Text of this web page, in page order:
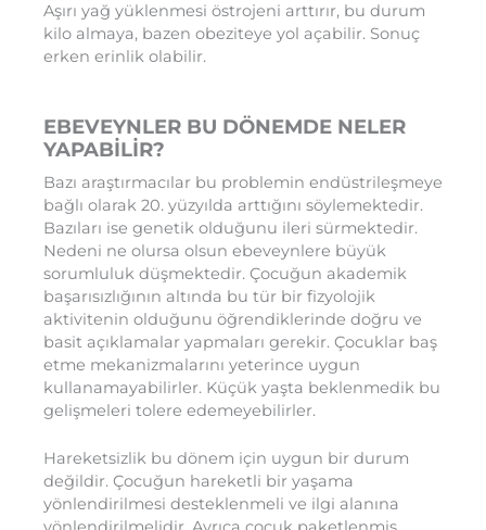
Aşırı yağ yüklenmesi östrojeni arttırır, bu durum
kilo almaya, bazen obeziteye yol açabilir. Sonuç
erken erinlik olabilir.
EBEVEYNLER BU DÖNEMDE NELER
YAPABİLİR?
Bazı araştırmacılar bu problemin endüstrileşmeye
bağlı olarak 20. yüzyılda arttığını söylemektedir.
Bazıları ise genetik olduğunu ileri sürmektedir.
Nedeni ne olursa olsun ebeveynlere büyük
sorumluluk düşmektedir. Çocuğun akademik
başarısızlığının altında bu tür bir fizyolojik
aktivitenin olduğunu öğrendiklerinde doğru ve
basit açıklamalar yapmaları gerekir. Çocuklar baş
etme mekanizmalarını yeterince uygun
kullanamayabilirler. Küçük yaşta beklenmedik bu
gelişmeleri tolere edemeyebilirler.
Hareketsizlik bu dönem için uygun bir durum
değildir. Çocuğun hareketli bir yaşama
yönlendirilmesi desteklenmeli ve ilgi alanına